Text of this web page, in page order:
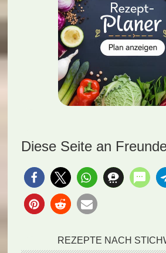
Diese Seite an
REZEPTE NACH